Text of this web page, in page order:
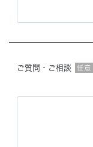
ご質問・ご相談 任意